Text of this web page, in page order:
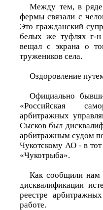
Между тем, в
фермы связали с
Это гражданский
белых же туфлях г-н
вещал с экрана о
тружеников села.
Оздоровление
Официально
«Российская
арбитражных
Сысков был
арбитражным судом
Чукотскому АО - в
«Чукотрыба».
Как сообщили
дисквалификации
реестре
работе.